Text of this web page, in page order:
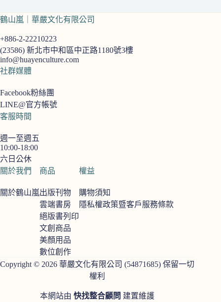
關於我們
關於鶴山嵐
商品
出版刊物
雲端書房
絕版書列印
文創商品
美顏用品
數位創作
權益
購物須知
隱私權政策暨客戶服務條款
鶴山嵐｜華嚴文化有限公司
+886-2-22210223
(23586) 新北市中和區中正路1180號3樓
info@huayenculture.com
社群媒體
Facebook粉絲團
LINE@官方帳號
客服時間
週一至週五
10:00-18:00
六日公休
Copyright © 2026 華嚴文化有限公司 (54871685) 保留一切
權利
本網站由快找整合顧問 建置維護